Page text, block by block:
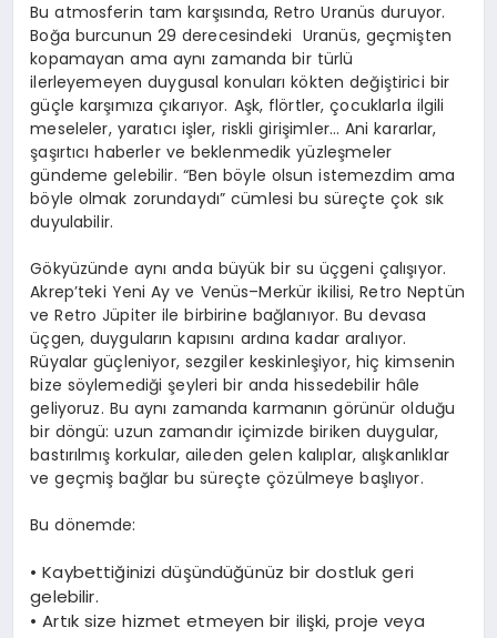
Bu atmosferin tam karşısında, Retro Uranüs duruyor.
Boğa burcunun 29derecesindeki Uranüs, geçmişten
kopamayan ama aynı zamanda bir türlü
ilerleyemeyen duygusal konularıkökten değiştirici bir
güçle karşımıza çıkarıyor. Aşk, flörtler, çocuklarla ilgili
meseleler, yaratıcı işler, riskli girişimler… Ani kararlar,
şaşırtıcı haberler ve beklenmedik yüzleşmeler
gündeme gelebilir. “Ben böyle olsun istemezdim ama
böyle olmak zorundaydı” cümlesi bu süreçte çok sık
duyulabilir.
Gökyüzünde aynı anda büyük bir su üçgeni çalışıyor.
Akrep’teki Yeni Ay ve Venüs–Merkür ikilisi, Retro Neptün
ve Retro Jüpiter ile birbirine bağlanıyor. Bu devasa
üçgen, duyguların kapısını ardına kadar aralıyor.
Rüyalar güçleniyor, sezgiler keskinleşiyor, hiç kimsenin
bize söylemediği şeyleri bir anda hissedebilir hâle
geliyoruz. Bu aynı zamanda karmanın görünür olduğu
bir döngü: uzun zamandır içimizde biriken duygular,
bastırılmış korkular, aileden gelen kalıplar, alışkanlıklar
ve geçmiş bağlar bu süreçte çözülmeye başlıyor.
Bu dönemde:
•Kaybettiğinizi düşündüğünüz bir dostluk geri
gelebilir.
•Artık size hizmet etmeyen bir ilişki, proje veya